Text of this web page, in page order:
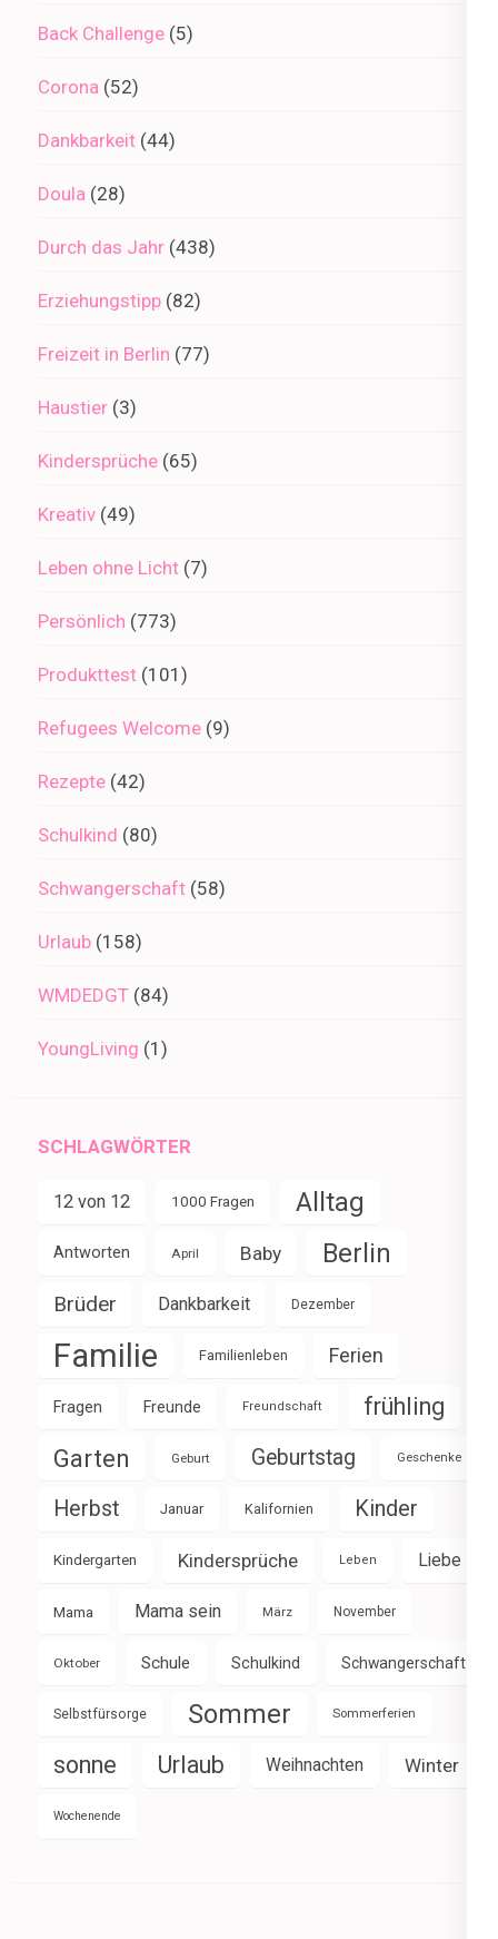
Back Challenge (5)
Corona (52)
Dankbarkeit (44)
Doula (28)
Durch das Jahr (438)
Erziehungstipp (82)
Freizeit in Berlin (77)
Haustier (3)
Kindersprüche (65)
Kreativ (49)
Leben ohne Licht (7)
Persönlich (773)
Produkttest (101)
Refugees Welcome (9)
Rezepte (42)
Schulkind (80)
Schwangerschaft (58)
Urlaub (158)
WMDEDGT (84)
YoungLiving (1)
SCHLAGWÖRTER
12 von 12 1000 Fragen Alltag
Antworten April Baby Berlin
Brüder Dankbarkeit Dezember
Familie Familienleben Ferien
Fragen Freunde Freundschaft frühling
Garten Geburt Geburtstag Geschenke
Herbst Januar Kalifornien Kinder
Kindergarten Kindersprüche Leben Liebe
Mama Mama sein März November
Oktober Schule Schulkind Schwangerschaft
Selbstfürsorge Sommer Sommerferien
sonne Urlaub Weihnachten Winter
Wochenende